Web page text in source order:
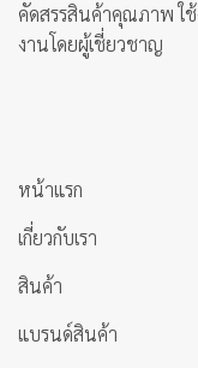
คัดสรรสินค้าคุณภาพ ใ
งานโดยผู้เชี่ยวชาญ
หน้าแรก
เกี่ยวกับเรา
สินค้า
แบรนด์สินค้า